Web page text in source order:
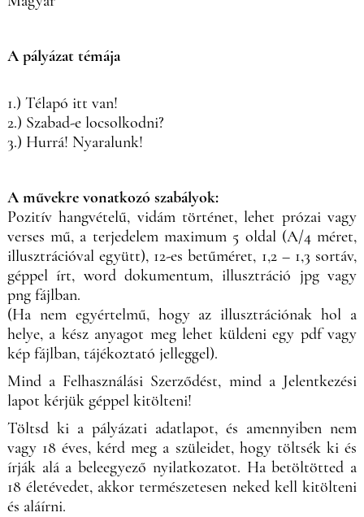
A pályázat témája
1.) Télapó itt van!
2.) Szabad-e locsolkodni?
3.) Hurrá! Nyaralunk!
A művekre vonatkozó szabályok:
Pozitív hangvételű, vidám történet, lehet prózai vagy
verses mű, a terjedelem maximum 5 oldal (A/4 méret,
illusztrációval együtt), 12-es betűméret, 1,2 – 1,3 sortáv,
géppel írt, word dokumentum, illusztráció jpg vagy
png fájlban.
(Ha nem egyértelmű, hogy az illusztrációnak hol a
helye, a kész anyagot meg lehet küldeni egy pdf vagy
kép fájlban, tájékoztató jelleggel).
Mind a Felhasználási Szerződést, mind a Jelentkezési
lapot kérjük géppel kitölteni!
Töltsd ki a pályázati adatlapot, és amennyiben nem
vagy 18 éves, kérd meg a szüleidet, hogy töltsék ki és
írják alá a beleegyező nyilatkozatot. Ha betöltötted a
18 életévedet, akkor természetesen neked kell kitölteni
és aláírni.